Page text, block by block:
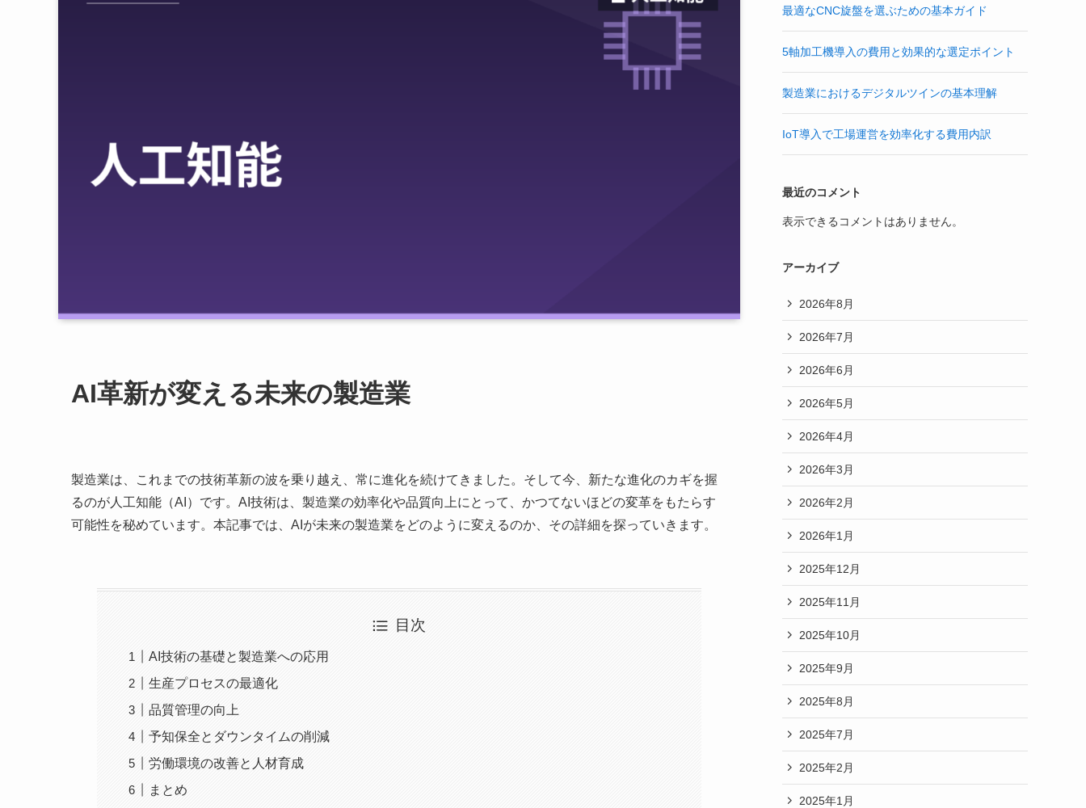
AI革新が変える未来の製造業
製造業は、これまでの技術革新の波を乗り越え、常に進化を続けてきました。そして今、新たな進化のカギを握
るのが人工知能（AI）です。AI技術は、製造業の効率化や品質向上にとって、かつてないほどの変革をもたらす
可能性を秘めています。本記事では、AIが未来の製造業をどのように変えるのか、その詳細を探っていきます。
目次
AI技術の基礎と製造業への応用
生産プロセスの最適化
品質管理の向上
予知保全とダウンタイムの削減
労働環境の改善と人材育成
まとめ
最適なCNC旋盤を選ぶための基本ガイド
5軸加工機導入の費用と効果的な選定ポイント
製造業におけるデジタルツインの基本理解
IoT導入で工場運営を効率化する費用内訳
最近のコメント
表示できるコメントはありません。
アーカイブ
2026年8月
2026年7月
2026年6月
2026年5月
2026年4月
2026年3月
2026年2月
2026年1月
2025年12月
2025年11月
2025年10月
2025年9月
2025年8月
2025年7月
2025年2月
2025年1月